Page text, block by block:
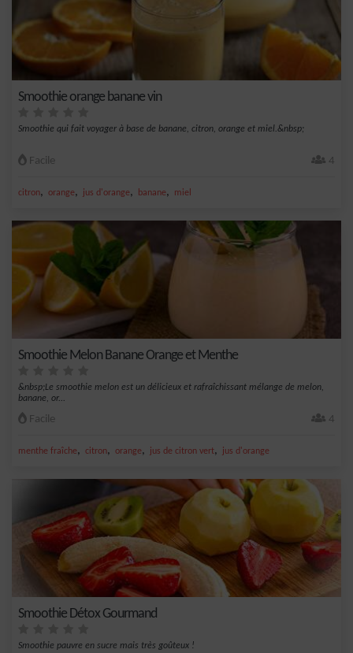
Smoothie orange banane vin
Smoothie qui fait voyager à base de banane, citron, orange et miel.&nbsp;
Facile 4
citron, orange, jus d'orange, banane, miel
Smoothie Melon Banane Orange et Menthe
&nbsp;Le smoothie melon est un délicieux et rafraîchissant mélange de melon,
banane, or...
Facile 4
menthe fraîche, citron, orange, jus de citron vert, jus d'orange
Smoothie Détox Gourmand
Smoothie pauvre en sucre mais très goûteux !